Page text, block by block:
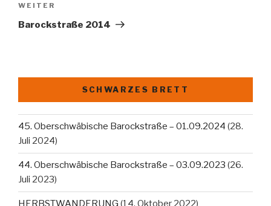
Nächster
Beitrag
WEITER
Barockstraße 2014
SCHWARZES BRETT
45. Oberschwäbische Barockstraße – 01.09.2024 (28.
Juli 2024)
44. Oberschwäbische Barockstraße – 03.09.2023 (26.
Juli 2023)
HERBSTWANDERUNG (14. Oktober 2022)